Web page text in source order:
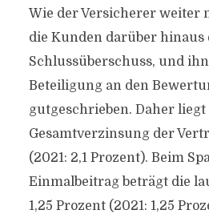
Wie der Versicherer weiter
die Kunden darüber hinaus
Schlussüberschuss, und
Beteiligung an den
gutgeschrieben. Daher liegt
Gesamtverzinsung der
(2021: 2,1 Prozent). Beim
Einmalbeitrag beträgt die
1,25 Prozent (2021: 1,25